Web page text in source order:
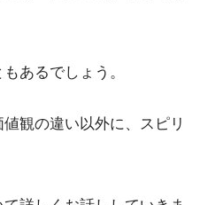
あるでしょう。
観の違い以外に、スピリ